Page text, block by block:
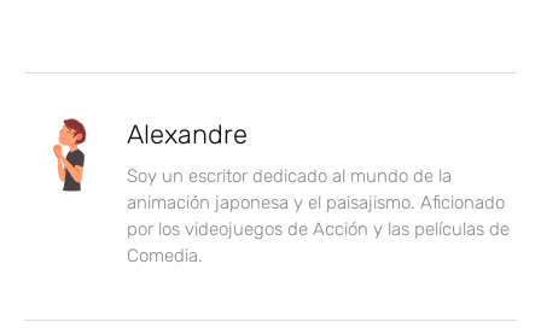
Alexandre
Soy un escritor dedicado al mundo de la
animación japonesa y el paisajismo. Aficionado
por los videojuegos de Acción y las películas de
Comedia.